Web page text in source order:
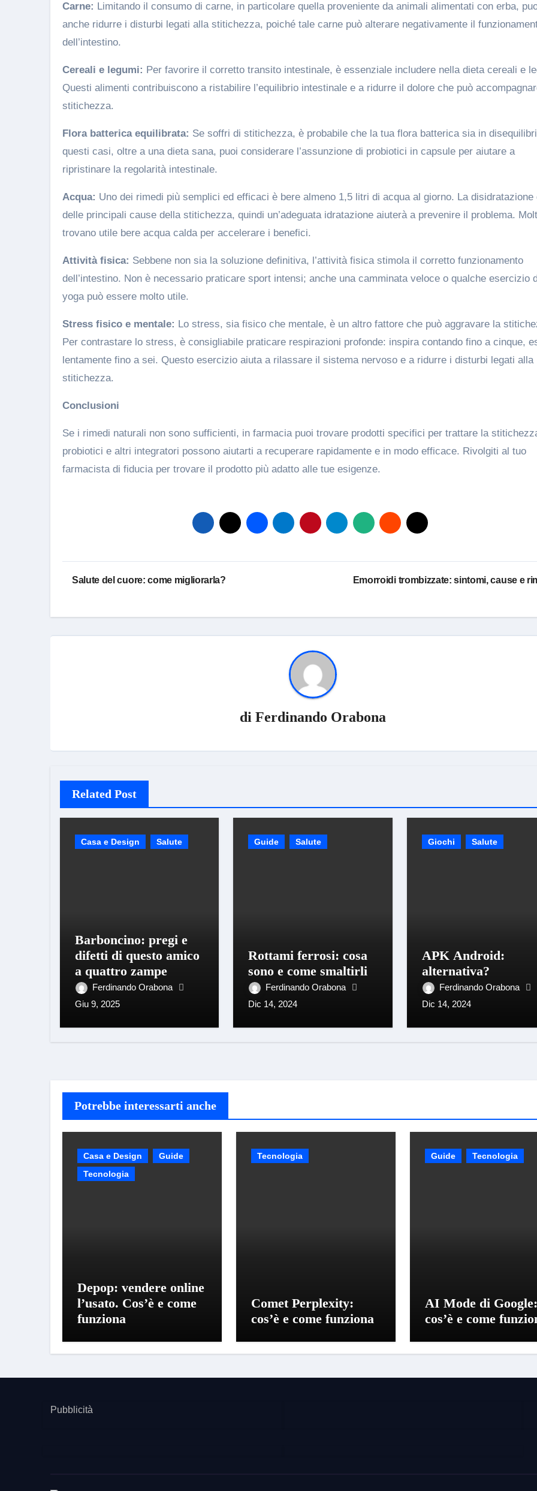
Carne: Limitando il consumo di carne, in particolare quella proveniente da animali alimentati con erba,
anche ridurre i disturbi legati alla stitichezza, poiché tale carne può alterare negativamente il
dell’intestino.
Cereali e legumi: Per favorire il corretto transito intestinale, è essenziale includere nella dieta cereali e
Questi alimenti contribuiscono a ristabilire l’equilibrio intestinale e a ridurre il dolore che può
stitichezza.
Flora batterica equilibrata: Se soffri di stitichezza, è probabile che la tua flora batterica sia in
questi casi, oltre a una dieta sana, puoi considerare l’assunzione di probiotici in capsule per aiutare a
ripristinare la regolarità intestinale.
Acqua: Uno dei rimedi più semplici ed efficaci è bere almeno 1,5 litri di acqua al giorno. La disidratazione
delle principali cause della stitichezza, quindi un’adeguata idratazione aiuterà a prevenire il problema.
trovano utile bere acqua calda per accelerare i benefici.
Attività fisica: Sebbene non sia la soluzione definitiva, l’attività fisica stimola il corretto funzionamento
dell’intestino. Non è necessario praticare sport intensi; anche una camminata veloce o qualche esercizio
yoga può essere molto utile.
Stress fisico e mentale: Lo stress, sia fisico che mentale, è un altro fattore che può aggravare la
Per contrastare lo stress, è consigliabile praticare respirazioni profonde: inspira contando fino a cinque,
lentamente fino a sei. Questo esercizio aiuta a rilassare il sistema nervoso e a ridurre i disturbi legati alla
stitichezza.
Conclusioni
Se i rimedi naturali non sono sufficienti, in farmacia puoi trovare prodotti specifici per trattare la
probiotici e altri integratori possono aiutarti a recuperare rapidamente e in modo efficace. Rivolgiti al tuo
farmacista di fiducia per trovare il prodotto più adatto alle tue esigenze.
Navigazione
Salute del cuore: come migliorarla? Emorroidi trombizzate: sintomi, cause e
di Ferdinando Orabona
Related Post
Casa e Design Salute
Barboncino: pregi e
difetti di questo amico
a quattro zampe
Ferdinando Orabona
Giu 9, 2025
Guide Salute
Rottami ferrosi: cosa
sono e come smaltirli
Ferdinando Orabona
Dic 14, 2024
Giochi Salute
APK Android:
alternativa?
Ferdinando Orabona
Dic 14, 2024
Potrebbe interessarti anche
Casa e Design
Guide
Tecnologia
Depop: vendere online
l’usato. Cos’è e come
funziona
Tecnologia
Comet Perplexity:
cos’è e come funziona
Guide Tecnologia
AI Mode di Google:
cos’è e come
Pubblicità